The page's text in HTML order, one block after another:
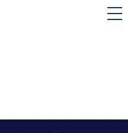
toggle
navigation